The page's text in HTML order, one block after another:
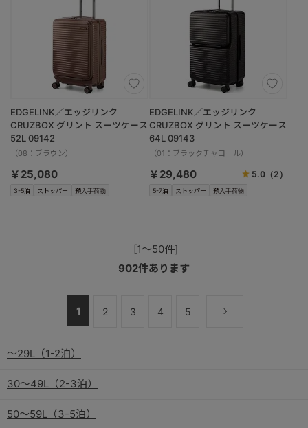
3-5泊 ストッパー 預入手荷物
EDGELINK／エッジリンク
CRUZBOX グリント スーツケース
52L 09142
（08：ブラウン）
￥25,080
5-7泊 ストッパー 預入手荷物
EDGELINK／エッジリンク
CRUZBOX グリント スーツケース
64L 09143
（01：ブラックチャコール）
￥29,480 5.0 （2）
[1～50件]
902件あります
1 2 3 4 5
～29L（1-2泊）
30～49L（2-3泊）
50～59L（3-5泊）